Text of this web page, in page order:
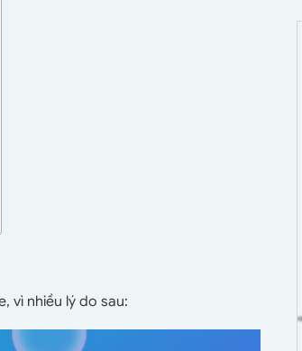
vì nhiều lý do sau: